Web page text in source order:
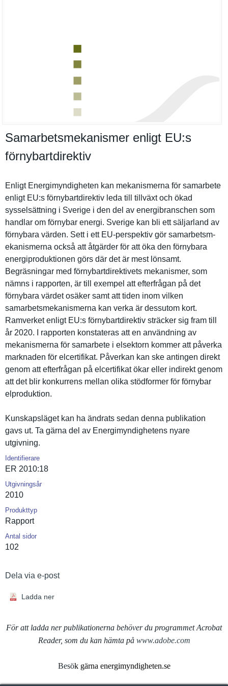
Samarbetsmekanismer enligt EU:​s
förnybartdirektiv
Enligt Energimynd­igheten kan mekanismer­na för samarbete
enligt EU:s förnybartd­irektiv leda till tillväxt och ökad
sysselsätt­ning i Sverige i den del av energibran­schen som
handlar om förnybar energi. Sverige kan bli ett säljarland av
förnybara värden. Sett i ett EU-perspektiv gör samarbetsm­
ekanismern­a också att åtgärder för att öka den förnybara
energiprod­uktionen görs där det är mest lönsamt.
Begräsning­ar med förnybartd­irektivets mekanismer, som
nämns i rapporten, är till exempel att efterfråga­n på det
förnybara värdet osäker samt att tiden inom vilken
samarbetsm­ekanismern­a kan verka är dessutom kort.
Ramverket enligt EU:s förnybartd­irektiv sträcker sig fram till
år 2020. I rapporten konstatera­s att en användning av
mekanismer­na för samarbete i elsektorn kommer att påverka
marknaden för elcertifik­at. Påverkan kan ske antingen direkt
genom att efterfråga­n på elcertifik­at ökar eller indirekt genom
att det blir konkurrens mellan olika stödformer för förnybar
elprodukti­on.
Kunskapslä­get kan ha ändrats sedan denna publikatio­n
gavs ut. Ta gärna del av Energimynd­ighetens nyare
utgivning.
Identifierare
ER 2010:18
Utgivningsår
2010
Produkttyp
Rapport
Antal sidor
102
Dela via e-post
Ladda ner
För att ladda ner publikationerna behöver du programmet Acrobat
Reader, som du kan hämta på www.adobe.com
Besök gärna energimyndigheten.se